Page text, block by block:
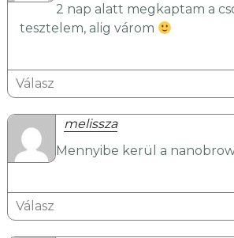
2 nap alatt megkaptam a
tesztelem, alig várom
Válasz
melissza
Mennyibe kerül a
Válasz